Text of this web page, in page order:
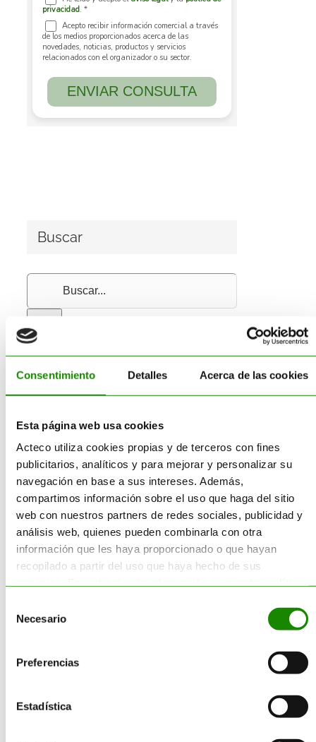
Consentimiento Detalles Acerca de las cookies
Esta página web usa cookies
Acteco utiliza cookies propias y de terceros con fines
publicitarios, analíticos y para mejorar y personalizar su
navegación en base a sus intereses. Además,
compartimos información sobre el uso que haga del sitio
web con nuestros partners de redes sociales, publicidad y
análisis web, quienes pueden combinarla con otra
información que les haya proporcionado o que hayan
recopilado a partir del uso que haya hecho de sus
Necesario
Preferencias
Estadística
Buscar
Buscar:
Servicios
Reciclado
Gestión Residuos
Transporte
Suministro
Sectores
Corporativo